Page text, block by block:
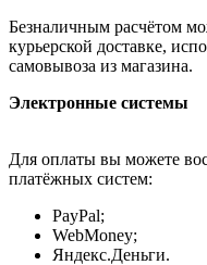
Безналичным расчётом
курьерской доставке,
самовывоза из магазина.
Электронные системы
Для оплаты вы можете
платёжных систем:
PayPal;
WebMoney;
Яндекс.Деньги.